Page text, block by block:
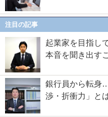
注目の記事
起業家を目指し
本音を聞き出す
銀行員から転身
渉・折衝力」と